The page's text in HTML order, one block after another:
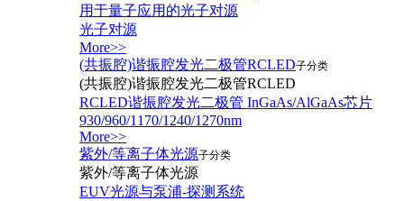
用于量子应用的光子对源
光子对源
More>>
(共振腔)谐振腔发光二极管RCLED子分类
(共振腔)谐振腔发光二极管RCLED
RCLED谐振腔发光二极管 InGaAs/AlGaAs芯片
930/960/1170/1240/1270nm
More>>
紫外/等离子体光源子分类
紫外/等离子体光源
EUV光源与泵浦-探测系统